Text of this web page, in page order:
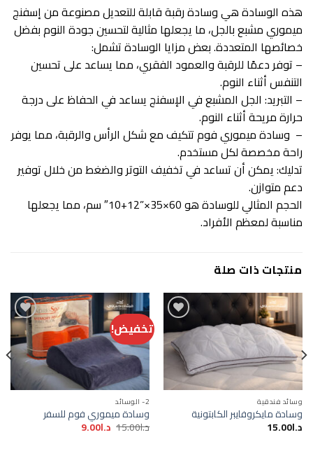
هذه الوسادة هي وسادة رقبة قابلة للتعديل مصنوعة من إسفنج
ميموري مشبع بالجل، ما يجعلها مثالية لتحسين جودة النوم بفضل
خصائصها المتعددة. بعض مزايا الوسادة تشمل:
– توفر دعمًا للرقبة والعمود الفقري، مما يساعد على تحسين
التنفس أثناء النوم.
– التبريد: الجل المشبع في الإسفنج يساعد في الحفاظ على درجة
حرارة مريحة أثناء النوم.
– وسادة ميموري فوم تتكيف مع شكل الرأس والرقبة، مما يوفر
راحة مخصصة لكل مستخدم.
تدليك: يمكن أن تساعد في تخفيف التوتر والضغط من خلال توفير
دعم متوازن.
الحجم المثالي للوسادة هو 60×35×”12+10″ سم، مما يجعلها
مناسبة لمعظم الأفراد.
منتجات ذات صلة
Add to
wishlist
وسائد فندقية
وسادة مايكروفايبر الكابتونية
د.ا15.00
تخفيض!
Add to
wishlist
2- الوسائد
وسادة ميموري فوم للسفر
د.ا15.00 السعر
الأصلي
د.ا9.00السعر
الحالي